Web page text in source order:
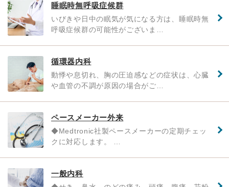
睡眠時無呼吸症候群
いびきや日中の眠気が気になる方は、睡眠時無
呼吸症候群の可能性がございま…
循環器内科
動悸や息切れ、胸の圧迫感などの症状は、心臓
や血管の不調が原因の場合がご…
ペースメーカー外来
◆Medtronic社製ペースメーカーの定期チェッ
クに対応します。 …
一般内科